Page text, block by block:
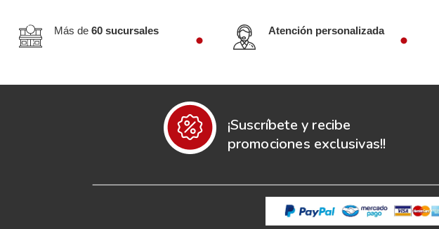
Más de60 sucursales Atención personalizada
¡Suscríbete y recibe
promociones exclusivas!!